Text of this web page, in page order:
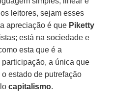
leitores, sejam esses
apreciação é que Piketty
está na sociedade e
esta que é a
a única que
estado de putrefação
capitalismo.